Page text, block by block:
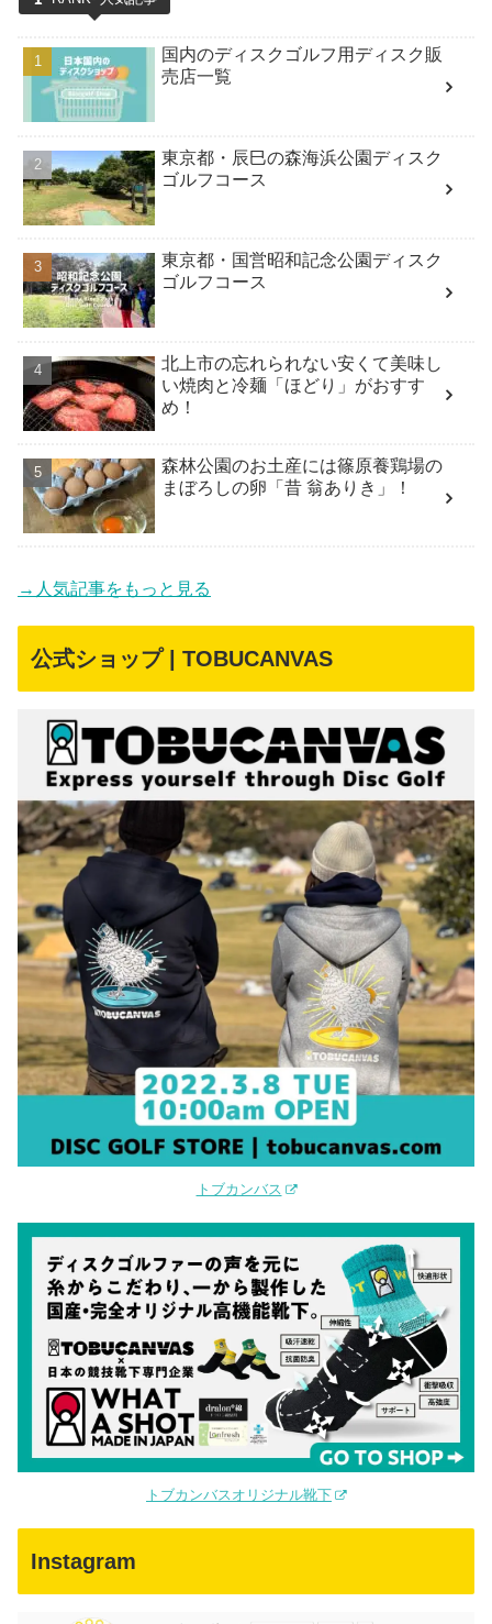
国内のディスクゴルフ用ディスク販
売店一覧
東京都・辰巳の森海浜公園ディスク
ゴルフコース
東京都・国営昭和記念公園ディスク
ゴルフコース
北上市の忘れられない安くて美味し
い焼肉と冷麺「ほどり」がおすす
め！
森林公園のお土産には篠原養鶏場の
まぼろしの卵「昔 翁ありき」！
→人気記事をもっと見る
公式ショップ | TOBUCANVAS
トブカンバス
トブカンバスオリジナル靴下
Instagram